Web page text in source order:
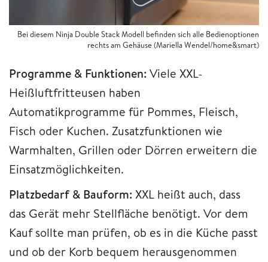
Bei diesem Ninja Double Stack Modell befinden sich alle Bedienoptionen
rechts am Gehäuse (Mariella Wendel/home&smart)
Programme & Funktionen: Viele XXL-
Heißluftfritteusen haben
Automatikprogramme für Pommes, Fleisch,
Fisch oder Kuchen. Zusatzfunktionen wie
Warmhalten, Grillen oder Dörren erweitern die
Einsatzmöglichkeiten.
Platzbedarf & Bauform: XXL heißt auch, dass
das Gerät mehr Stellfläche benötigt. Vor dem
Kauf sollte man prüfen, ob es in die Küche passt
und ob der Korb bequem herausgenommen